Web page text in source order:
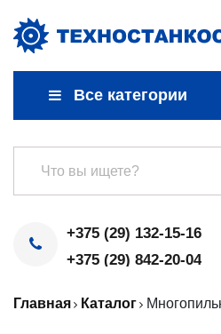
Все категории
+375 (29) 132-15-16
+375 (29) 842-20-04
Главная Каталог